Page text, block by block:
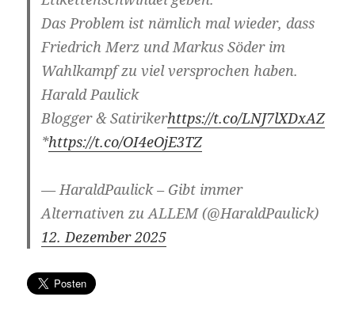
Das Problem ist nämlich mal wieder, dass
Friedrich Merz und Markus Söder im
Wahlkampf zu viel versprochen haben.
Harald Paulick
Blogger & Satirikerhttps://t.co/LNJ7lXDxAZ
*https://t.co/OI4eOjE3TZ
— HaraldPaulick – Gibt immer
Alternativen zu ALLEM (@HaraldPaulick)
12. Dezember 2025